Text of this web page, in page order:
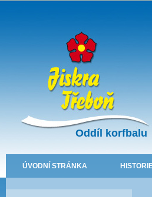
Oddíl korfbalu
ÚVODNÍ STRÁNKA